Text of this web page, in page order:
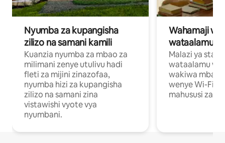
Nyumba za kupangisha
zilizo na samani kamili
Kuanzia nyumba za mbao za
milimani zenye utulivu hadi
fleti za mijini zinazofaa,
nyumba hizi za kupangisha
zilizo na samani zina
vistawishi vyote vya
nyumbani.
Wahamaji
wataalamu
Malazi ya
wataalamu
wakiwa mbali
wenye Wi-Fi
mahususi za